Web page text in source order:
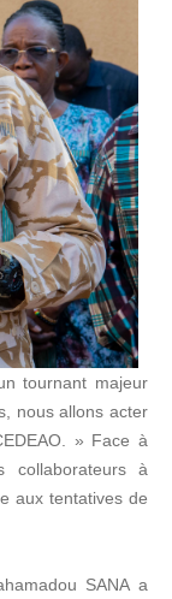
tournant majeur
nous allons acter
» Face à
collaborateurs à
aux tentatives de
SANA a